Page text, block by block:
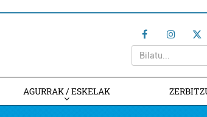
AGURRAK / ESKELAK